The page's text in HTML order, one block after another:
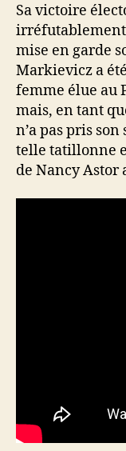
Sa victoire
mise en garde
Markievicz a
femme élue au
mais, en tant
n’a pas pris
telle tatillonne
de Nancy